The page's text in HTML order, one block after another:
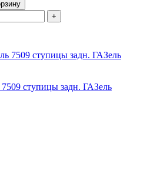
+
ступицы задн. ГАЗель